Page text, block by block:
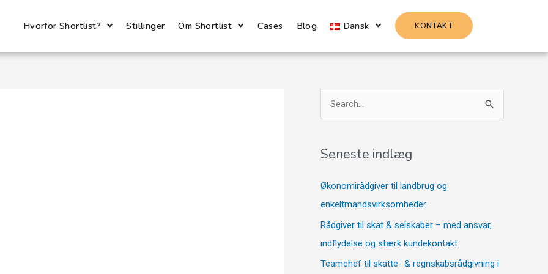
Hvorfor Shortlist? Stillinger Om Shortlist Cases Blog Dansk KONTAKT
e
f
Seneste indlæg
Økonomirådgiver til landbrug og
enkeltmandsvirksomheder
Rådgiver til skat & selskaber – med ansvar,
indflydelse og stærk kundekontakt
Teamchef til skatte- & regnskabsrådgivning i